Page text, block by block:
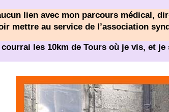
lien avec mon parcours médical,
mettre au service de l’association
les 10km de Tours où je vis, et